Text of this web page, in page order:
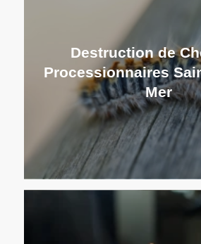
Destruction de
Processionnaires
Mer